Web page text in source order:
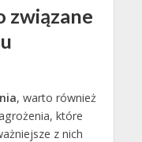
związane
, warto również
które
z nich